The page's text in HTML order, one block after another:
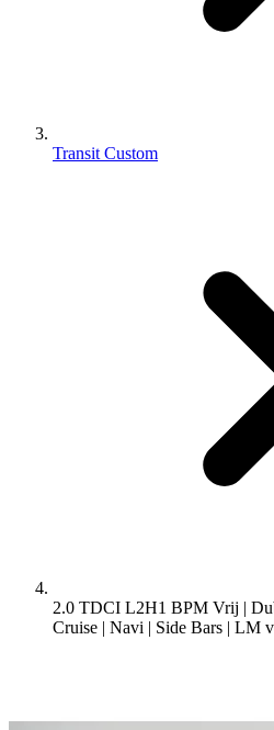
Transit Custom
2.0 TDCI L2H1 BPM Vrij |
Cruise | Navi | Side Bars | LM